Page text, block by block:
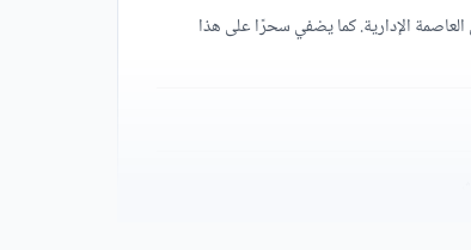
الإدارية. كما يضفي سحرًا على هذا